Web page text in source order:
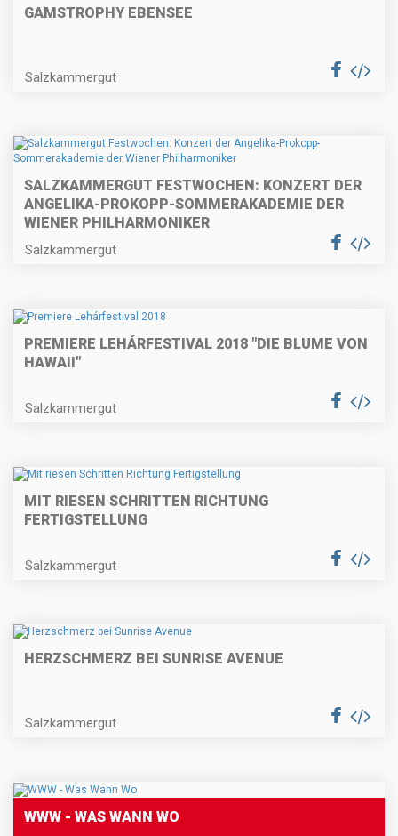
GAMSTROPHY EBENSEE
Salzkammergut
SALZKAMMERGUT FESTWOCHEN: KONZERT DER
ANGELIKA-PROKOPP-SOMMERAKADEMIE DER
WIENER PHILHARMONIKER
Salzkammergut
PREMIERE LEHÁRFESTIVAL 2018 "DIE BLUME VON
HAWAII"
Salzkammergut
MIT RIESEN SCHRITTEN RICHTUNG
FERTIGSTELLUNG
Salzkammergut
HERZSCHMERZ BEI SUNRISE AVENUE
Salzkammergut
WWW - WAS WANN WO